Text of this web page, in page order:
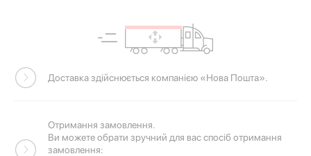
Доставка здійснюється компанією «Нова Пошта».
Отримання замовлення.
Ви можете обрати зручний для вас спосіб отримання
замовлення: